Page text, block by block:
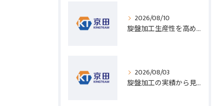
2026/08/10
旋盤加工生産性を高める効率化テクニックと現場改善のポイント
2026/08/03
旋盤加工の実績から見る発注先選びと人材事情のポイントを詳しく解説